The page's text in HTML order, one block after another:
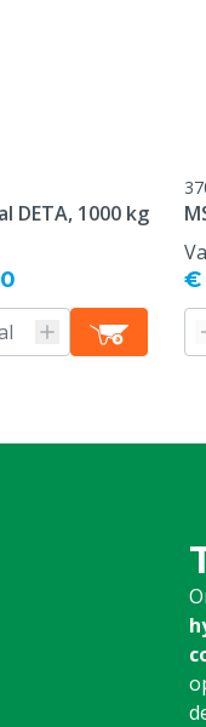
DETA, 1000 kg
€